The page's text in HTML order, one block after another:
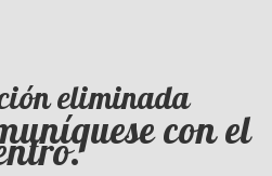
eliminada
con el